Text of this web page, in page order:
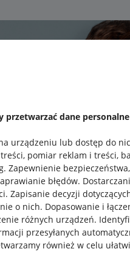
przetwarzać dane
urządzeniu lub dostęp do
pomiar reklam i treści,
. Zapewnienie bezpieczeństwa,
błędów.
. Zapisanie decyzji
o nich. Dopasowanie i
różnych urządzeń.
przesyłanych
również w celu
aplikację